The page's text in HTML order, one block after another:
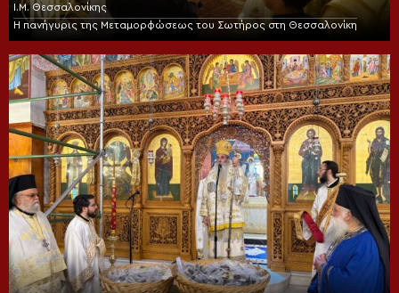
Ι.Μ. Θεσσαλονίκης
Η πανήγυρις της Μεταμορφώσεως του Σωτήρος στη Θεσσαλονίκη